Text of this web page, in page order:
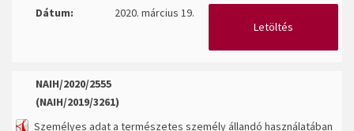
Dátum:
2020. március 19.
Letöltés
NAIH/2020/2555
(NAIH/2019/3261)
Személyes adat a természetes személy állandó használatában